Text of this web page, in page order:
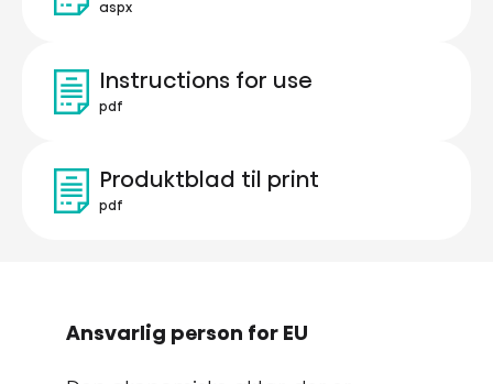
aspx
Instructions for use
pdf
Produktblad til print
pdf
Ansvarlig person for EU